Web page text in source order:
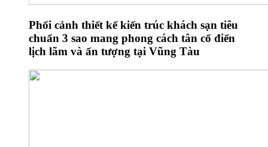
Phối cảnh thiết kế kiến trúc khách sạn tiêu
chuẩn 3 sao mang phong cách tân cổ điển
lịch lãm và ấn tượng tại Vũng Tàu